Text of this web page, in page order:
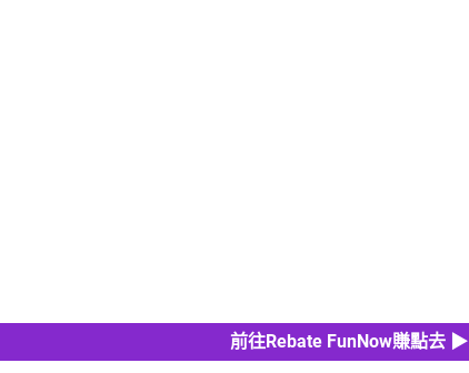
前往Rebate FunNow賺點去 ▶